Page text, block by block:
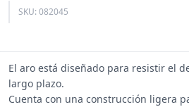
SKU: 082045
El aro está diseñado para resistir el
largo plazo.
Cuenta con una construcción ligera